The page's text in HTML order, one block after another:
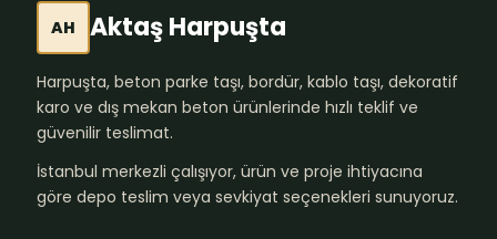
AH Aktaş Harpuşta
Harpuşta, beton parke taşı, bordür, kablo taşı, dekoratif
karo ve dış mekan beton ürünlerinde hızlı teklif ve
güvenilir teslimat.
İstanbul merkezli çalışıyor, ürün ve proje ihtiyacına
göre depo teslim veya sevkiyat seçenekleri sunuyoruz.